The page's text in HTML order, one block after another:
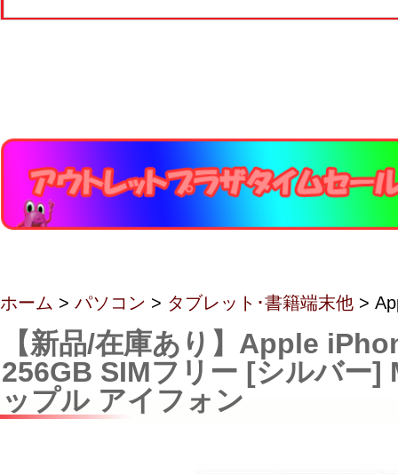
ホーム > パソコン > タブレット･書籍端末他 >
【新品/在庫あり】Apple
256GB SIMフリー [シルバー]
ップル アイフォン